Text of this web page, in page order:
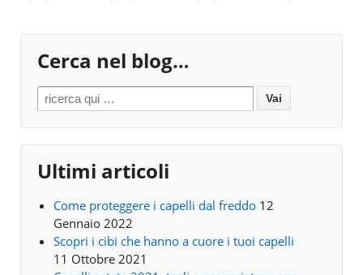
Cerca nel blog…
Search for:
Ultimi articoli
Come proteggere i capelli dal freddo 12
Gennaio 2022
Scopri i cibi che hanno a cuore i tuoi capelli
11 Ottobre 2021